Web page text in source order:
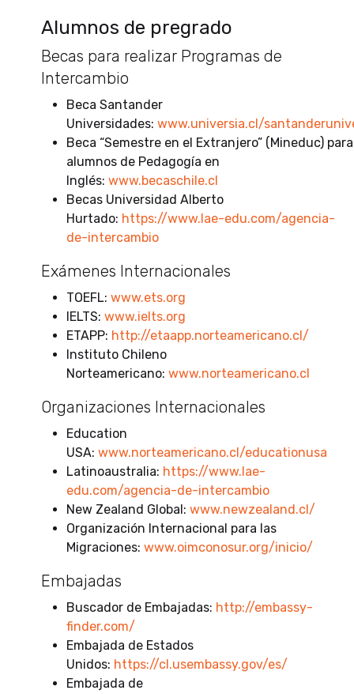
Alumnos de pregrado
Becas para realizar Programas de
Intercambio
Beca Santander
Universidades: www.universia.cl/
Beca “Semestre en el Extranjero” (Mineduc) para
alumnos de Pedagogía en
Inglés: www.becaschile.cl
Becas Universidad Alberto
Hurtado: https://www.lae-edu.com/agencia-
de-intercambio
Exámenes Internacionales
TOEFL: www.ets.org
IELTS: www.ielts.org
ETAPP: http://etaapp.norteamericano.cl/
Instituto Chileno
Norteamericano: www.norteamericano.cl
Organizaciones Internacionales
Education
USA: www.norteamericano.cl/educationusa
Latinoaustralia: https://www.lae-
edu.com/agencia-de-intercambio
New Zealand Global: www.newzealand.cl/
Organización Internacional para las
Migraciones: www.oimconosur.org/inicio/
Embajadas
Buscador de Embajadas: http://embassy-
finder.com/
Embajada de Estados
Unidos: https://cl.usembassy.gov/es/
Embajada de